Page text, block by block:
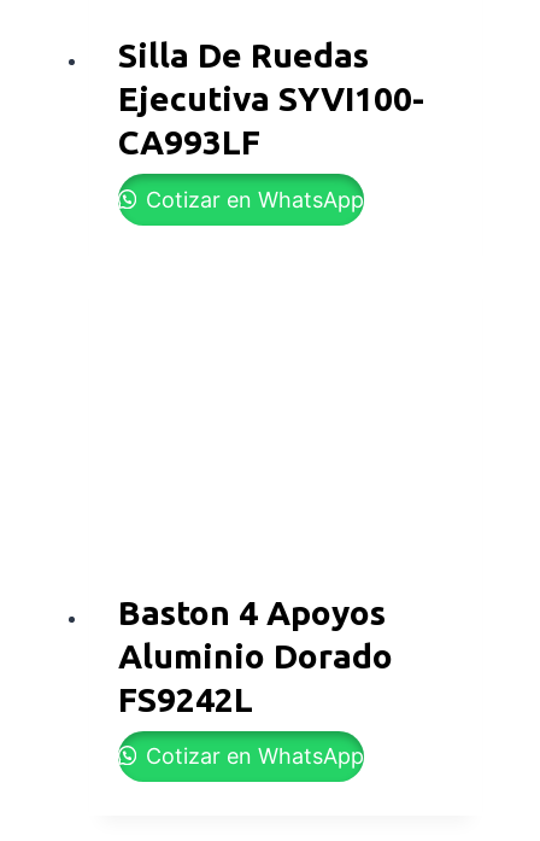
Silla De Ruedas
Ejecutiva SYVI100-
CA993LF
Cotizar en WhatsApp
Baston 4 Apoyos
Aluminio Dorado
FS9242L
Cotizar en WhatsApp